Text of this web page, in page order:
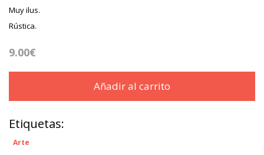
Muy ilus.
Rústica.
9.00€
Añadir al carrito
Etiquetas:
Arte